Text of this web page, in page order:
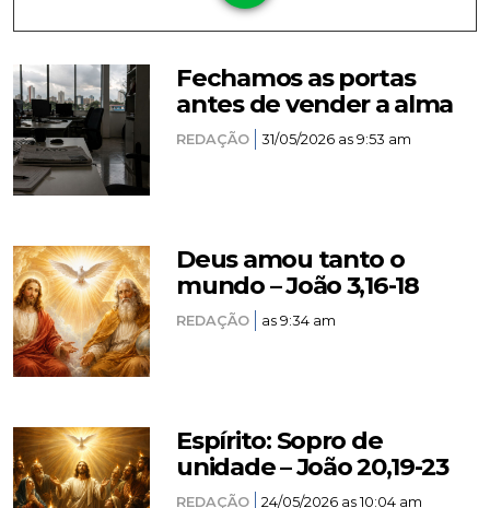
Fechamos as portas
antes de vender a alma
REDAÇÃO 31/05/2026 as 9:53 am
Deus amou tanto o
mundo – João 3,16-18
REDAÇÃO as 9:34 am
Espírito: Sopro de
unidade – João 20,19-23
REDAÇÃO 24/05/2026 as 10:04 am